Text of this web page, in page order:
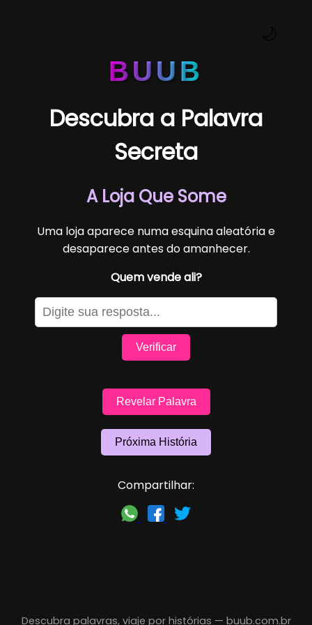
BUUB
Descubra a Palavra
Secreta
A Loja Que Some
Uma loja aparece numa esquina aleatória e
desaparece antes do amanhecer.
Quem vende ali?
Verificar
Revelar Palavra
Próxima História
Compartilhar:
Descubra palavras, viaje por histórias — buub.com.br